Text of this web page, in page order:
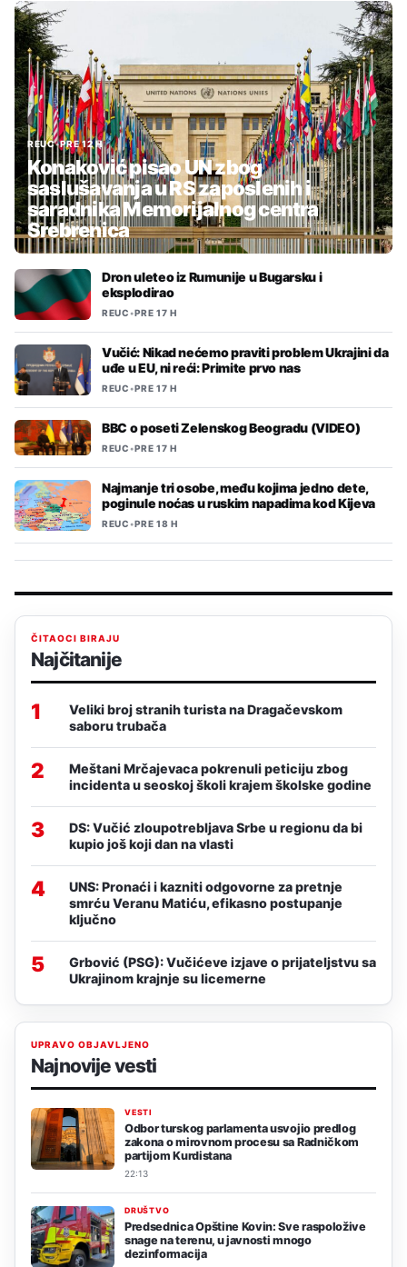
REUC•PRE 12 H
Konaković pisao UN zbog
saslušavanja u RS zaposlenih i
saradnika Memorijalnog centra
Srebrenica
Dron uleteo iz Rumunije u Bugarsku i
eksplodirao
REUC•PRE 17 H
Vučić: Nikad nećemo praviti problem Ukrajini da
uđe u EU, ni reći: Primite prvo nas
REUC•PRE 17 H
BBC o poseti Zelenskog Beogradu (VIDEO)
REUC•PRE 17 H
Najmanje tri osobe, među kojima jedno dete,
poginule noćas u ruskim napadima kod Kijeva
REUC•PRE 18 H
ČITAOCI BIRAJU
Najčitanije
1
Veliki broj stranih turista na Dragačevskom
saboru trubača
2
Meštani Mrčajevaca pokrenuli peticiju zbog
incidenta u seoskoj školi krajem školske godine
3
DS: Vučić zloupotrebljava Srbe u regionu da bi
kupio još koji dan na vlasti
4
UNS: Pronaći i kazniti odgovorne za pretnje
smrću Veranu Matiću, efikasno postupanje
ključno
5
Grbović (PSG): Vučićeve izjave o prijateljstvu sa
Ukrajinom krajnje su licemerne
UPRAVO OBJAVLJENO
Najnovije vesti
VESTI
Odbor turskog parlamenta usvojio predlog
zakona o mirovnom procesu sa Radničkom
partijom Kurdistana
22:13
DRUŠTVO
Predsednica Opštine Kovin: Sve raspoložive
snage na terenu, u javnosti mnogo
dezinformacija